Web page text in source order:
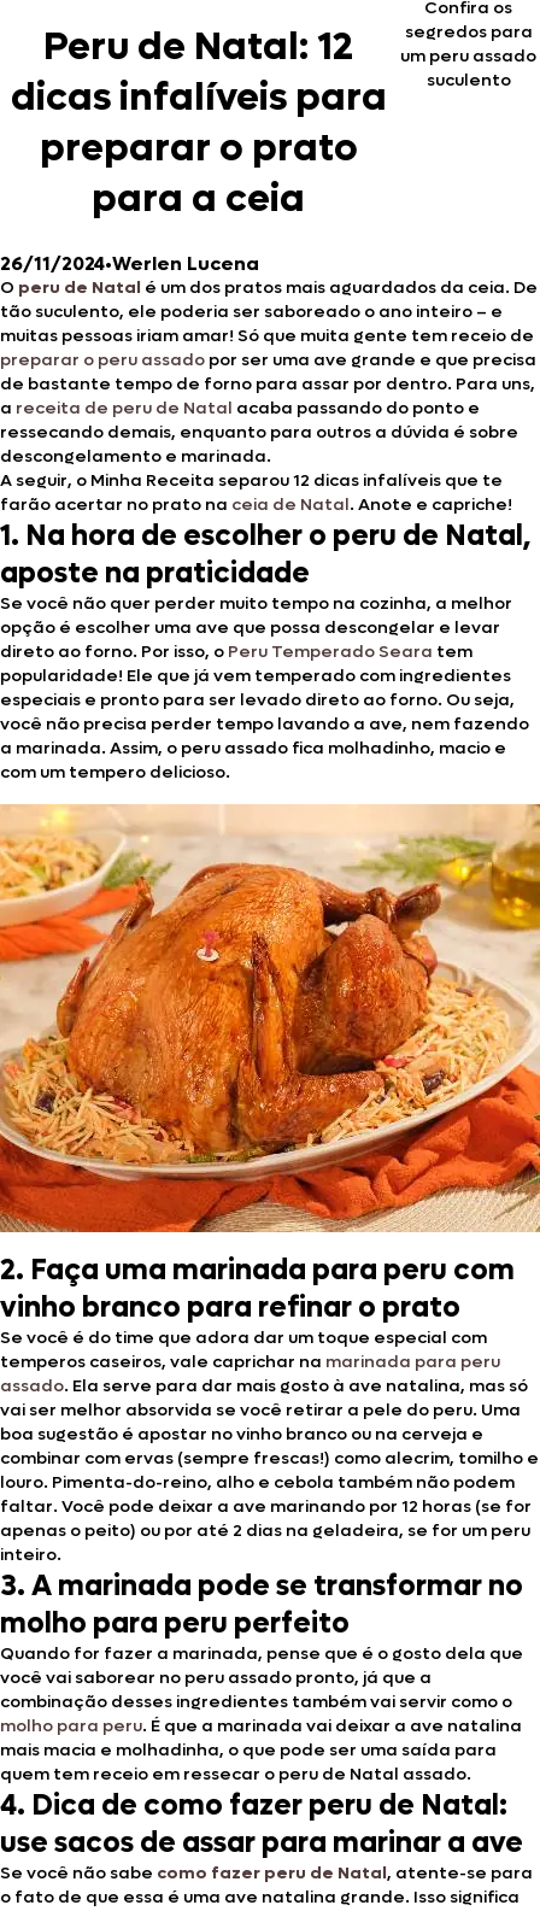
Peru de Natal: 12
dicas infalíveis para
preparar o prato
para a ceia
Confira os
segredos para
um peru assado
suculento
26/11/2024•Werlen Lucena
O peru de Natal é um dos pratos mais aguardados da ceia. De
tão suculento, ele poderia ser saboreado o ano inteiro – e
muitas pessoas iriam amar! Só que muita gente tem receio de
preparar o peru assado por ser uma ave grande e que precisa
de bastante tempo de forno para assar por dentro. Para uns,
a receita de peru de Natal acaba passando do ponto e
ressecando demais, enquanto para outros a dúvida é sobre
descongelamento e marinada.
A seguir, o Minha Receita separou 12 dicas infalíveis que te
farão acertar no prato na ceia de Natal. Anote e capriche!
1. Na hora de escolher o peru de Natal,
aposte na praticidade
Se você não quer perder muito tempo na cozinha, a melhor
opção é escolher uma ave que possa descongelar e levar
direto ao forno. Por isso, o Peru Temperado Seara tem
popularidade! Ele que já vem temperado com ingredientes
especiais e pronto para ser levado direto ao forno. Ou seja,
você não precisa perder tempo lavando a ave, nem fazendo
a marinada. Assim, o peru assado fica molhadinho, macio e
com um tempero delicioso.
2. Faça uma marinada para peru com
vinho branco para refinar o prato
Se você é do time que adora dar um toque especial com
temperos caseiros, vale caprichar na marinada para peru
assado. Ela serve para dar mais gosto à ave natalina, mas só
vai ser melhor absorvida se você retirar a pele do peru. Uma
boa sugestão é apostar no vinho branco ou na cerveja e
combinar com ervas (sempre frescas!) como alecrim, tomilho e
louro. Pimenta-do-reino, alho e cebola também não podem
faltar. Você pode deixar a ave marinando por 12 horas (se for
apenas o peito) ou por até 2 dias na geladeira, se for um peru
inteiro.
3. A marinada pode se transformar no
molho para peru perfeito
Quando for fazer a marinada, pense que é o gosto dela que
você vai saborear no peru assado pronto, já que a
combinação desses ingredientes também vai servir como o
molho para peru. É que a marinada vai deixar a ave natalina
mais macia e molhadinha, o que pode ser uma saída para
quem tem receio em ressecar o peru de Natal assado.
4. Dica de como fazer peru de Natal:
use sacos de assar para marinar a ave
Se você não sabe como fazer peru de Natal, atente-se para
o fato de que essa é uma ave natalina grande. Isso significa